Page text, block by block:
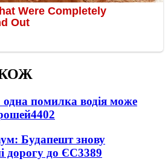
помилка водія може
4402
Будапешт знову
дорогу до ЄС3389